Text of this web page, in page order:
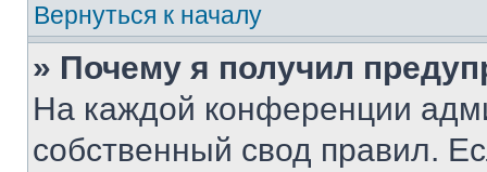
Вернуться к началу
» Почему я получил
На каждой конференции
собственный свод правил.